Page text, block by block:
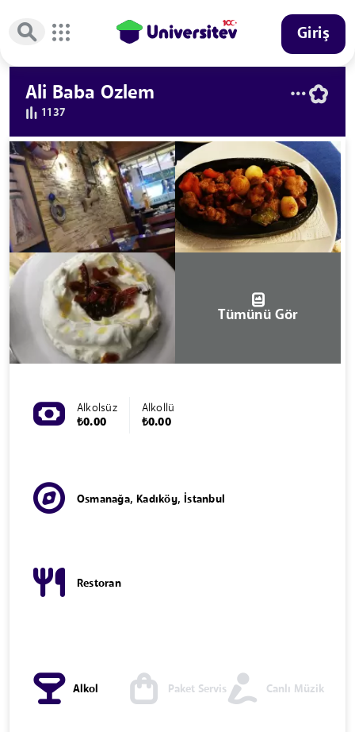
Giriş
Ali Baba Ozlem
1137
Tümünü Gör
Alkolsüz
₺0.00
Alkollü
₺0.00
Osmanağa, Kadıköy, İstanbul
Restoran
Alkol Paket Servis Canlı Müzik